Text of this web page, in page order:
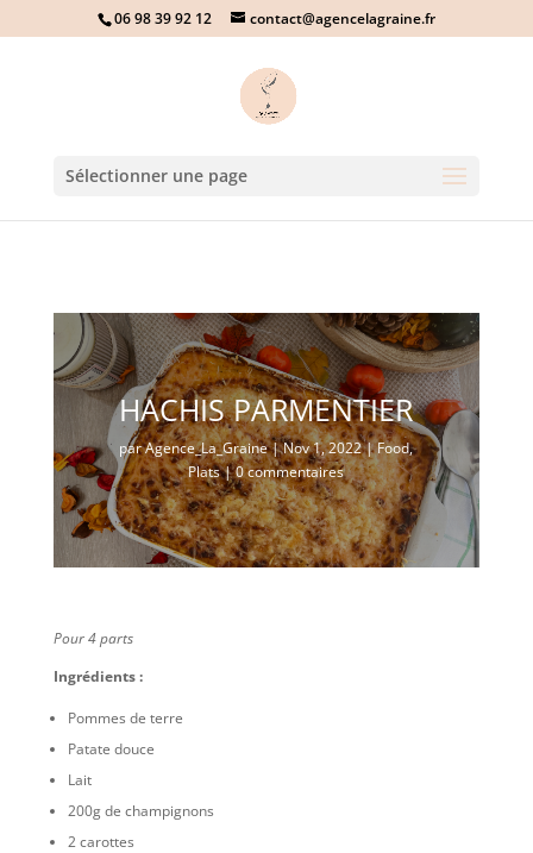
06 98 39 92 12 contact@agencelagraine.fr
Sélectionner une page
HACHIS PARMENTIER
parAgence_La_Graine|Nov 1, 2022|Food,
Plats|0 commentaires
Pour 4 parts
Ingrédients :
Pommes de terre
Patate douce
Lait
200g de champignons
2 carottes